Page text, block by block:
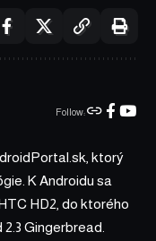
Follow:
ktorý
K Androidu sa
HD2, do ktorého
Gingerbread.